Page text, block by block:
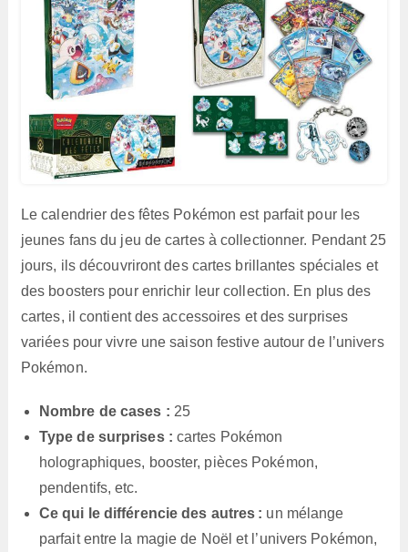
Le calendrier des fêtes Pokémon est parfait pour les
jeunes fans du jeu de cartes à collectionner. Pendant 25
jours, ils découvriront des cartes brillantes spéciales et
des boosters pour enrichir leur collection. En plus des
cartes, il contient des accessoires et des surprises
variées pour vivre une saison festive autour de l’univers
Pokémon.
Nombre de cases : 25
Type de surprises : cartes Pokémon
holographiques, booster, pièces Pokémon,
pendentifs, etc.
Ce qui le différencie des autres : un mélange
parfait entre la magie de Noël et l’univers Pokémon,